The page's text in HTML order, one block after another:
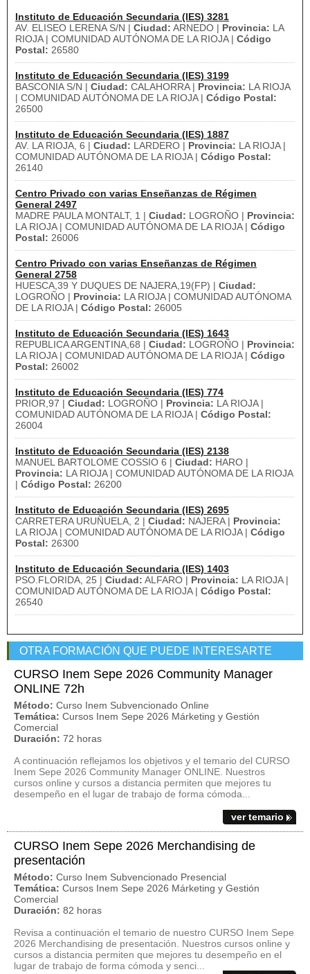
Instituto de Educación Secundaria (IES) 3281
AV. ELISEO LERENA S/N | Ciudad: ARNEDO | Provincia: LA
RIOJA | COMUNIDAD AUTÓNOMA DE LA RIOJA | Código
Postal: 26580
Instituto de Educación Secundaria (IES) 3199
BASCONIA S/N | Ciudad: CALAHORRA | Provincia: LA RIOJA
| COMUNIDAD AUTÓNOMA DE LA RIOJA | Código Postal:
26500
Instituto de Educación Secundaria (IES) 1887
AV. LA RIOJA, 6 | Ciudad: LARDERO | Provincia: LA RIOJA |
COMUNIDAD AUTÓNOMA DE LA RIOJA | Código Postal:
26140
Centro Privado con varias Enseñanzas de Régimen
General 2497
MADRE PAULA MONTALT, 1 | Ciudad: LOGROÑO | Provincia:
LA RIOJA | COMUNIDAD AUTÓNOMA DE LA RIOJA | Código
Postal: 26006
Centro Privado con varias Enseñanzas de Régimen
General 2758
HUESCA,39 Y DUQUES DE NAJERA,19(FP) | Ciudad:
LOGROÑO | Provincia: LA RIOJA | COMUNIDAD AUTÓNOMA
DE LA RIOJA | Código Postal: 26005
Instituto de Educación Secundaria (IES) 1643
REPUBLICA ARGENTINA,68 | Ciudad: LOGROÑO | Provincia:
LA RIOJA | COMUNIDAD AUTÓNOMA DE LA RIOJA | Código
Postal: 26002
Instituto de Educación Secundaria (IES) 774
PRIOR,97 | Ciudad: LOGROÑO | Provincia: LA RIOJA |
COMUNIDAD AUTÓNOMA DE LA RIOJA | Código Postal:
26004
Instituto de Educación Secundaria (IES) 2138
MANUEL BARTOLOME COSSIO 6 | Ciudad: HARO |
Provincia: LA RIOJA | COMUNIDAD AUTÓNOMA DE LA RIOJA
| Código Postal: 26200
Instituto de Educación Secundaria (IES) 2695
CARRETERA URUÑUELA, 2 | Ciudad: NAJERA | Provincia:
LA RIOJA | COMUNIDAD AUTÓNOMA DE LA RIOJA | Código
Postal: 26300
Instituto de Educación Secundaria (IES) 1403
PSO.FLORIDA, 25 | Ciudad: ALFARO | Provincia: LA RIOJA |
COMUNIDAD AUTÓNOMA DE LA RIOJA | Código Postal:
26540
OTRA FORMACIÓN QUE PUEDE INTERESARTE
CURSO Inem Sepe 2026 Community Manager
ONLINE 72h
Método: Curso Inem Subvencionado Online
Temática: Cursos Inem Sepe 2026 Márketing y Gestión
Comercial
Duración: 72 horas
A continuación reflejamos los objetivos y el temario del CURSO
Inem Sepe 2026 Community Manager ONLINE. Nuestros
cursos online y cursos a distancia permiten que mejores tu
desempeño en el lugar de trabajo de forma cómoda...
ver temario
CURSO Inem Sepe 2026 Merchandising de
presentación
Método: Curso Inem Subvencionado Presencial
Temática: Cursos Inem Sepe 2026 Márketing y Gestión
Comercial
Duración: 82 horas
Revisa a continuación el temario de nuestro CURSO Inem Sepe
2026 Merchandising de presentación. Nuestros cursos online y
cursos a distancia permiten que mejores tu desempeño en el
lugar de trabajo de forma cómoda y senci...